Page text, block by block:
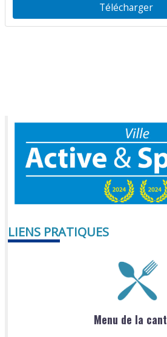
Télécharger
LIENS PRATIQUES
Menu de la